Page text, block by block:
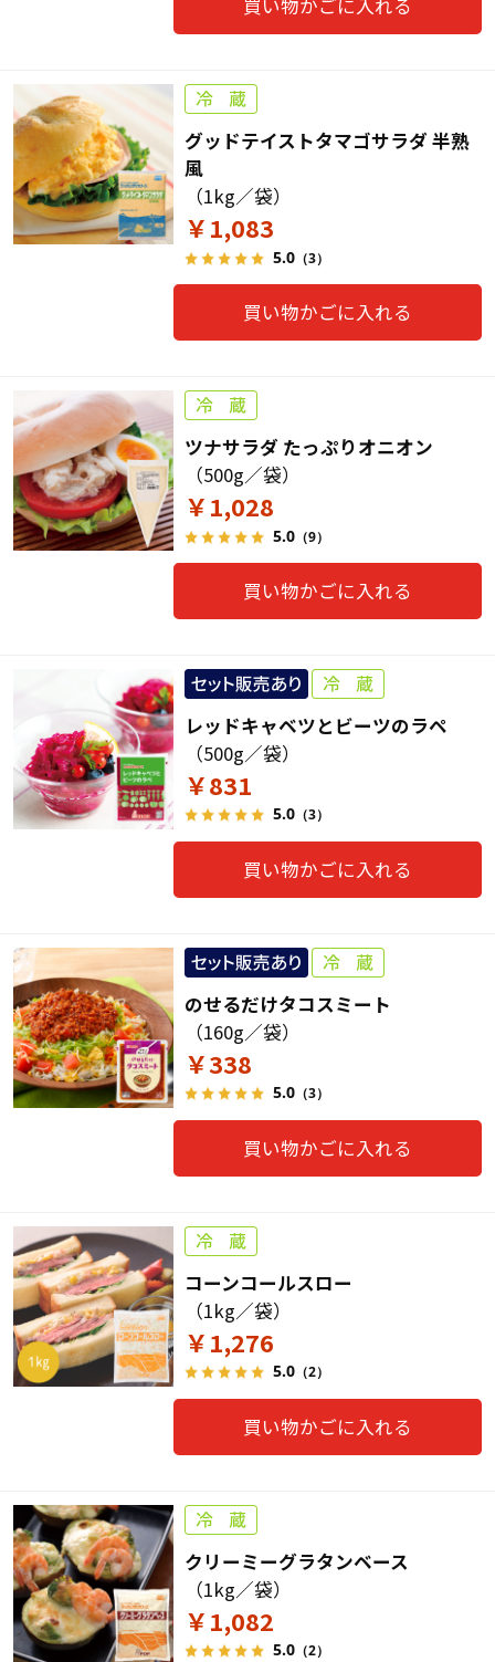
買い物かごに入れる
グッドテイストタマゴサラダ 半熟
風
（1kg／袋）
￥1,083
5.0（3）
買い物かごに入れる
ツナサラダ たっぷりオニオン
（500g／袋）
￥1,028
5.0（9）
買い物かごに入れる
レッドキャベツとビーツのラペ
（500g／袋）
￥831
5.0（3）
買い物かごに入れる
のせるだけタコスミート
（160g／袋）
￥338
5.0（3）
買い物かごに入れる
コーンコールスロー
（1kg／袋）
￥1,276
5.0（2）
買い物かごに入れる
クリーミーグラタンベース
（1kg／袋）
￥1,082
5.0（2）